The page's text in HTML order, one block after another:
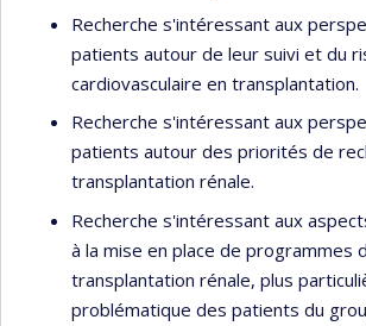
Recherche s'intéressant aux
patients autour de leur suivi et du
cardiovasculaire en transplantation.
Recherche s'intéressant aux
patients autour des priorités de
transplantation rénale.
Recherche s'intéressant aux
à la mise en place de programmes
transplantation rénale, plus
problématique des patients du